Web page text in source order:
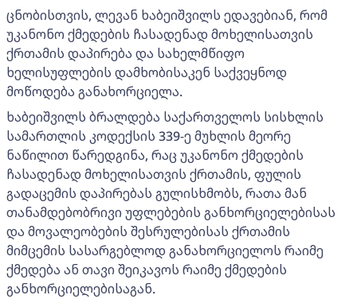
ცნობისთვის, ლევან ხაბეიშვილს ედავებიან, რომ
უკანონო ქმედების ჩასადენად მოხელისათვის
ქრთამის დაპირება და სახელმწიფო
ხელისუფლების დამხობისაკენ საქვეყნოდ
მოწოდება განახორციელა.
ხაბეიშვილს ბრალდება საქართველოს სისხლის
სამართლის კოდექსის 339-ე მუხლის მეორე
ნაწილით წარედგინა, რაც უკანონო ქმედების
ჩასადენად მოხელისათვის ქრთამის, ფულის
გადაცემის დაპირებას გულისხმობს, რათა მან
თანამდებობრივი უფლებების განხორციელებისას
და მოვალეობების შესრულებისას ქრთამის
მიმცემის სასარგებლოდ განახორციელოს რაიმე
ქმედება ან თავი შეიკავოს რაიმე ქმედების
განხორციელებისაგან.